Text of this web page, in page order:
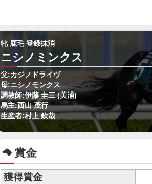
牝 鹿毛 登録抹消
ニシノミンクス
父:カジノドライヴ
母:ニシノモンクス
調教師:伊藤 圭三 (美浦)
馬主:西山 茂行
生産者:村上 欽哉
賞金
獲得賞金